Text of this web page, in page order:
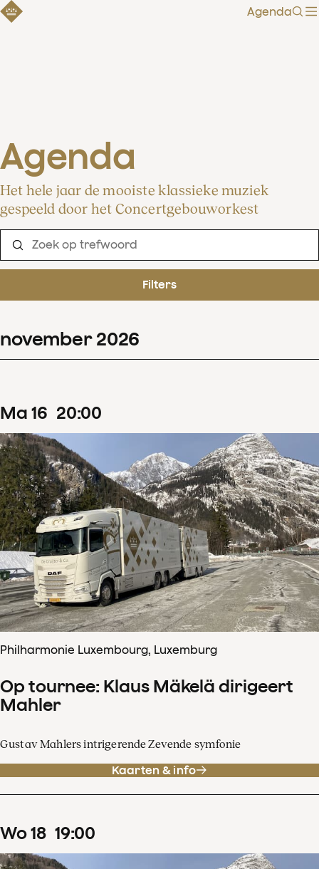
Agenda
Agenda
Het hele jaar de mooiste klassieke muziek
gespeeld door het Concertgebouworkest
Filters
november 2026
ma 16 20:00
Philharmonie Luxembourg, Luxemburg
Op tournee: Klaus Mäkelä dirigeert
Mahler
Gustav Mahlers intrigerende Zevende symfonie
Kaarten & info
wo18 19:00